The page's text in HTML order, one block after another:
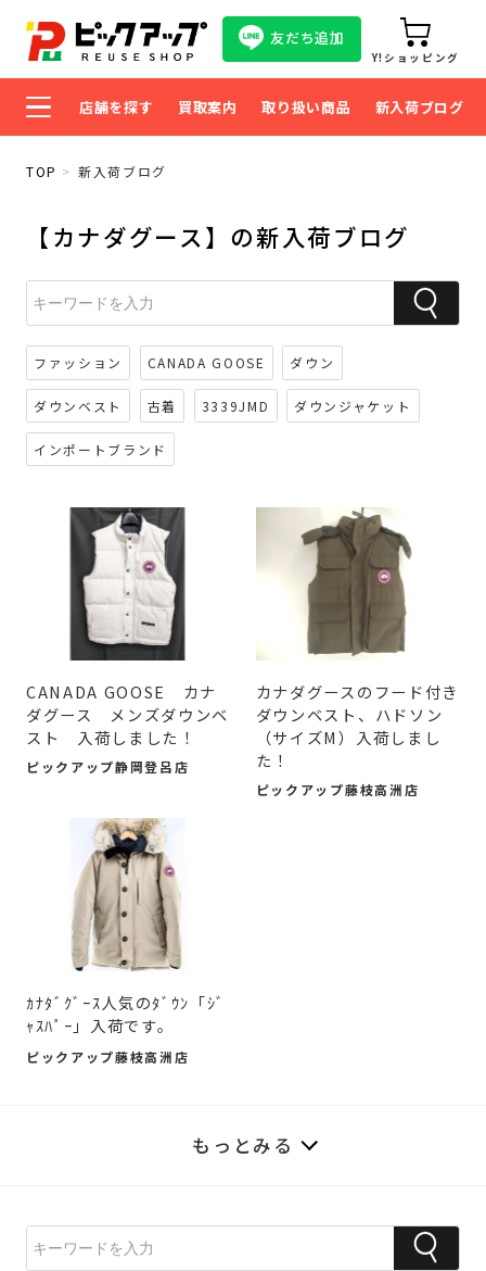
友だち追加
Y!ショッピング
店舗を探す 買取案内 取り扱い商品 新入荷ブログ
TOP 新入荷ブログ
【カナダグース】の新入荷ブログ
ファッション CANADA GOOSE ダウン
ダウンベスト 古着 3339JMD ダウンジャケット
インポートブランド
CANADA GOOSE カナ
ダグース メンズダウンベ
スト 入荷しました！
ピックアップ静岡登呂店
カナダグースのフード付き
ダウンベスト、ハドソン
（サイズM）入荷しまし
た！
ピックアップ藤枝高洲店
ｶﾅﾀﾞｸﾞｰｽ人気のﾀﾞｳﾝ「ｼﾞ
ｬｽﾊﾟｰ」入荷です。
ピックアップ藤枝高洲店
もっとみる